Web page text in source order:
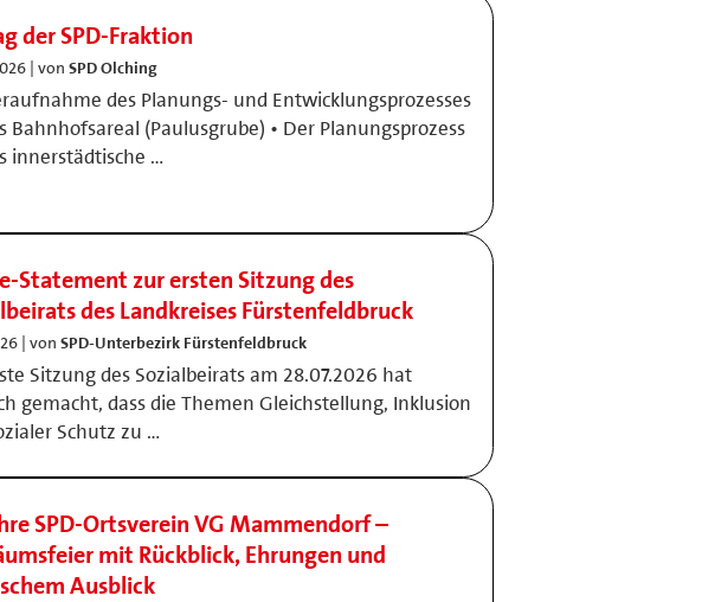
der SPD-Fraktion
| von SPD Olching
des Planungs- und Entwicklungsprozesses
Bahnhofsareal (Paulusgrube) • Der Planungsprozess
innerstädtische …
Statement zur ersten Sitzung des
des Landkreises Fürstenfeldbruck
| von SPD-Unterbezirk Fürstenfeldbruck
Sitzung des Sozialbeirats am 28.07.2026 hat
gemacht, dass die Themen Gleichstellung, Inklusion
Schutz zu …
SPD‑Ortsverein VG Mammendorf –
mit Rückblick, Ehrungen und
Ausblick